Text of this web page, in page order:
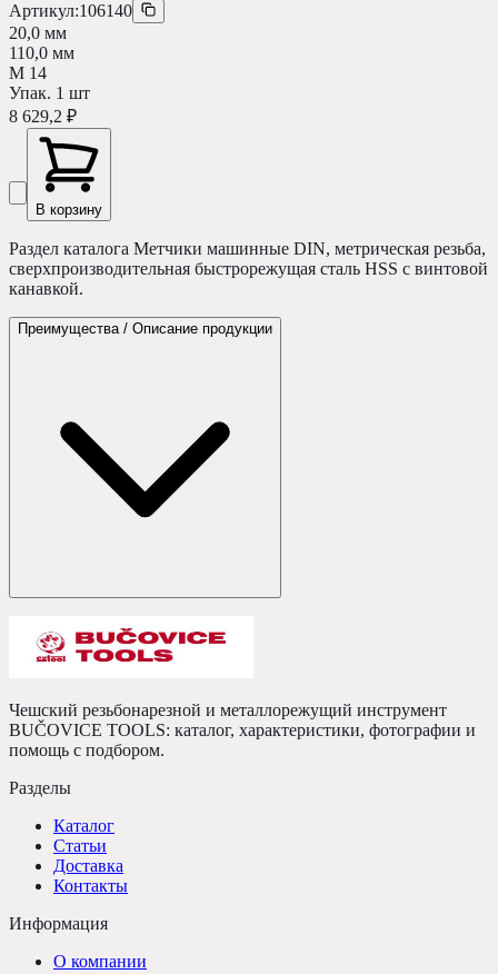
Артикул:106140
20,0 мм
110,0 мм
М 14
Упак. 1 шт
8 629,2 ₽
В корзину
Раздел каталога Метчики машинные DIN, метрическая резьба,
сверхпроизводительная быстрорежущая сталь HSS с винтовой
канавкой.
Преимущества / Описание продукции
Чешский резьбонарезной и металлорежущий инструмент
BUČOVICE TOOLS: каталог, характеристики, фотографии и
помощь с подбором.
Разделы
Каталог
Статьи
Доставка
Контакты
Информация
О компании